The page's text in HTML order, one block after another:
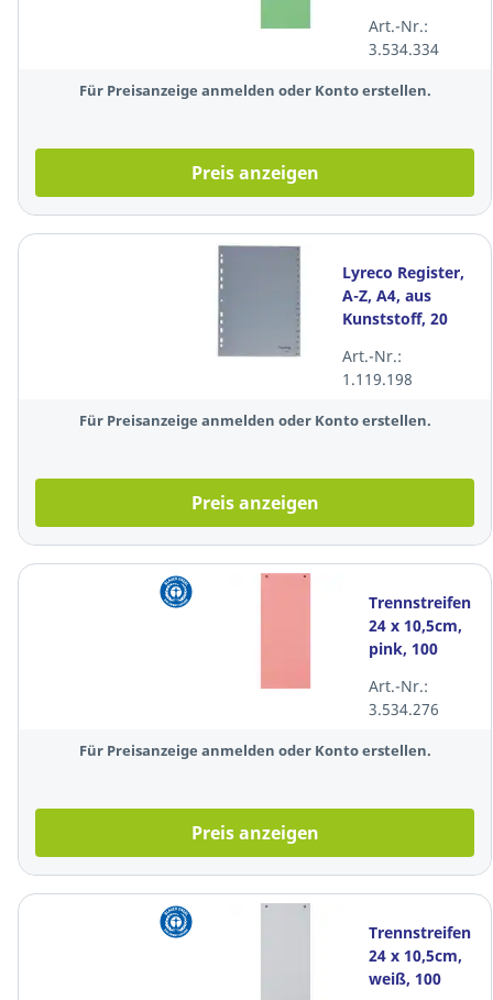
Art.-Nr.:
3.534.334
Für Preisanzeige anmelden oder Konto erstellen.
Preis anzeigen
Lyreco Register,
A-Z, A4, aus
Kunststoff, 20
Art.-Nr.:
1.119.198
Für Preisanzeige anmelden oder Konto erstellen.
Preis anzeigen
Trennstreifen
24 x 10,5cm,
pink, 100
Art.-Nr.:
3.534.276
Für Preisanzeige anmelden oder Konto erstellen.
Preis anzeigen
Trennstreifen
24 x 10,5cm,
weiß, 100